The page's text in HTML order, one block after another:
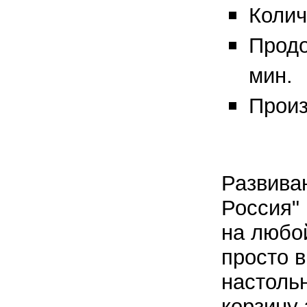
мин.
Россия"
на
просто